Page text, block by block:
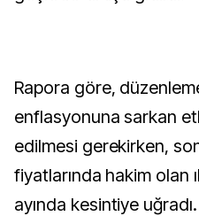
Rapora göre,
enflasyonuna sarkan
edilmesi gerekirken,
fiyatlarında hakim olan
ayında kesintiye uğradı.